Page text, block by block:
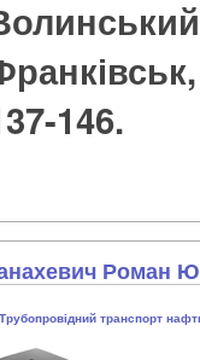
146.
Роман
Трубопровідний транспорт